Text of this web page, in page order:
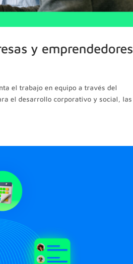
y emprendedores
el trabajo en equipo a través del
el desarrollo corporativo y social, las